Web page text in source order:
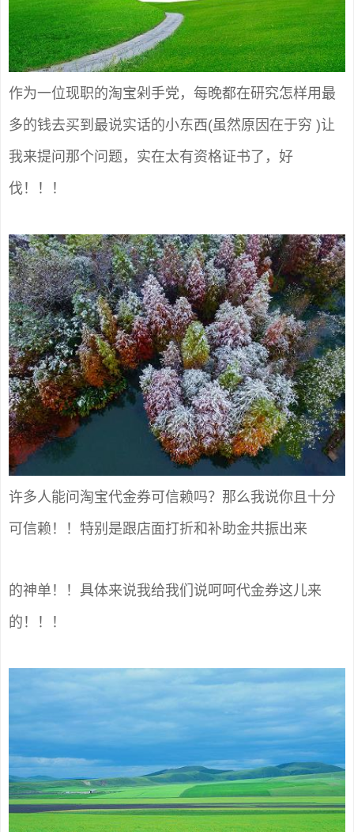
作为一位现职的淘宝剁手党，每晚都在研究怎样用最
多的钱去买到最说实话的小东西(虽然原因在于穷 )让
我来提问那个问题，实在太有资格证书了，好
伐！！！
许多人能问淘宝代金券可信赖吗？那么我说你且十分
可信赖！！特别是跟店面打折和补助金共振出来
的神单！！具体来说我给我们说呵呵代金券这儿来
的！！！